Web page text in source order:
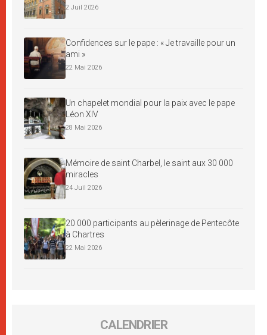
2 Juil 2026
Confidences sur le pape : « Je travaille pour un
ami »
22 Mai 2026
Un chapelet mondial pour la paix avec le pape
Léon XIV
28 Mai 2026
Mémoire de saint Charbel, le saint aux 30 000
miracles
24 Juil 2026
20 000 participants au pèlerinage de Pentecôte
à Chartres
22 Mai 2026
CALENDRIER